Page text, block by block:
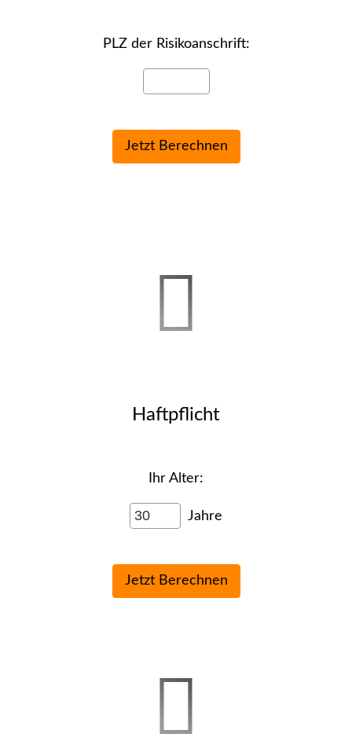
PLZ der Risiko­anschrift:
Haft­pflicht
Ihr Alter:
Jahre